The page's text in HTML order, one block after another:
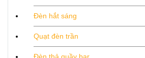
Đèn hắt sáng
Quạt đèn trần
Đèn thả quầy bar